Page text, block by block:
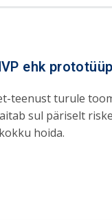
ehk prototüüp
teenust turule
sul päriselt riske
hoida.